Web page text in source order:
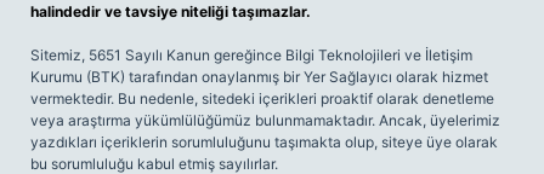
halindedir ve tavsiye niteliği taşımazlar.
Sitemiz, 5651 Sayılı Kanun gereğince Bilgi Teknolojileri ve İletişim
Kurumu (BTK) tarafından onaylanmış bir Yer Sağlayıcı olarak hizmet
vermektedir. Bu nedenle, sitedeki içerikleri proaktif olarak denetleme
veya araştırma yükümlülüğümüz bulunmamaktadır. Ancak, üyelerimiz
yazdıkları içeriklerin sorumluluğunu taşımakta olup, siteye üye olarak
bu sorumluluğu kabul etmiş sayılırlar.